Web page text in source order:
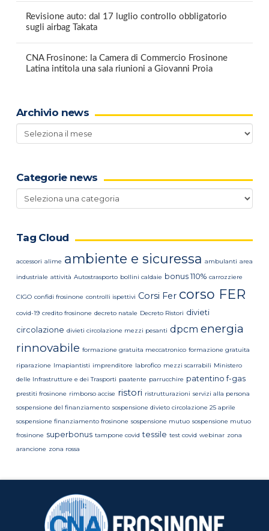
Revisione auto: dal 17 luglio controllo obbligatorio
sugli airbag Takata
CNA Frosinone: la Camera di Commercio Frosinone
Latina intitola una sala riunioni a Giovanni Proia
Archivio news
Archivio
news
Categorie news
Categorie
news
Tag Cloud
accessori alime ambiente e sicuressa ambulanti area
industriale attività Autostrasporto bollini caldaie bonus 110% carrozziere
CIGO confidi frosinone controlli ispettivi Corsi Fer corso FER
covid-19 credito frosinone decreto natale Decreto Ristori divieti
circolazione divieti circolazione mezzi pesanti dpcm energia
rinnovabile formazione gratuita meccatronico formazione gratuita
riparazione Imapiantisti imprenditore labrofico mezzi scarrabili Ministero
delle Infrastrutture e dei Trasporti paatente parrucchire patentino f-gas
prestiti frosinone rimborso accise ristori ristrutturazioni servizi alla persona
sospensione del finanziamento sospensione divieto circolazione 25 aprile
sospensione finanziamento frosinone sospensione mutuo sospensione mutuo
frosinone superbonus tampone covid tessile test covid webinar zona
arancione zona rossa